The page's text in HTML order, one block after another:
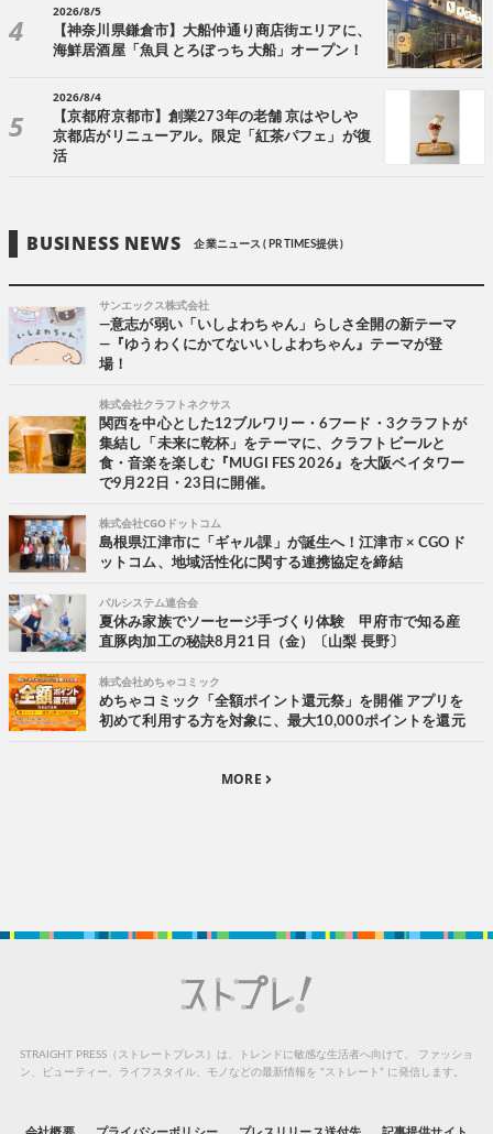
2026/8/5
【神奈川県鎌倉市】大船仲通り商店街エリアに、
海鮮居酒屋「魚貝 とろぼっち 大船」オープン！
2026/8/4
【京都府京都市】創業273年の老舗 京はやしや
京都店がリニューアル。限定「紅茶パフェ」が復
活
BUSINESS NEWS 企業ニュース ( PR TIMES提供 )
サンエックス株式会社
―意志が弱い「いしよわちゃん」らしさ全開の新テーマ
―『ゆうわくにかてないいしよわちゃん』テーマが登
場！
株式会社クラフトネクサス
関西を中心とした12ブルワリー・6フード・3クラフトが
集結し「未来に乾杯」をテーマに、クラフトビールと
食・音楽を楽しむ『MUGI FES 2026』を大阪ベイタワー
で9月22日・23日に開催。
株式会社CGOドットコム
島根県江津市に「ギャル課」が誕生へ！江津市 × CGOド
ットコム、地域活性化に関する連携協定を締結
パルシステム連合会
夏休み家族でソーセージ手づくり体験 甲府市で知る産
直豚肉加工の秘訣8月21日（金）〔山梨 長野〕
株式会社めちゃコミック
めちゃコミック「全額ポイント還元祭」を開催 アプリを
初めて利用する方を対象に、最大10,000ポイントを還元
MORE
STRAIGHT PRESS（ストレートプレス）は、トレンドに敏感な生活者へ向けて、
ファッショ
ン、ビューティー、ライフスタイル、モノなどの最新情報を “ストレート” に発信します。